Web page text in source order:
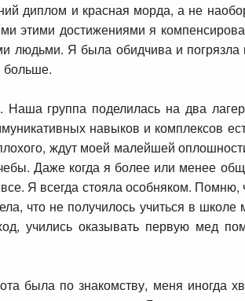
диплом и красная морда, а не
этими достижениями я
людьми. Я была обидчива и погрязла
больше.
группа поделилась на два
навыков и комплексов
ждут моей малейшей
Даже когда я более или менее
Я всегда стояла особняком. Помню,
что не получилось учиться в школе
учились оказывать первую мед
была по знакомству, меня иногда